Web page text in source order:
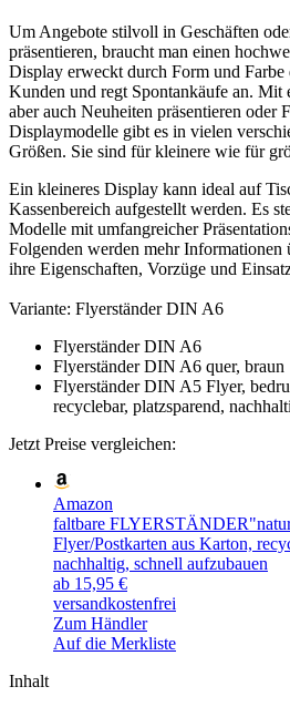
Um Angebote stilvoll in Geschäften
präsentieren, braucht man einen
Display erweckt durch Form und
Kunden und regt Spontankäufe an. Mit
aber auch Neuheiten präsentieren oder
Displaymodelle gibt es in vielen
Größen. Sie sind für kleinere wie für
Ein kleineres Display kann ideal auf
Kassenbereich aufgestellt werden. Es
Modelle mit umfangreicher
Folgenden werden mehr
ihre Eigenschaften, Vorzüge und
Variante: Flyerständer DIN A6
Flyerständer DIN A6
Flyerständer DIN A6 quer, braun
Flyerständer DIN A5 Flyer,
recyclebar, platzsparend,
Jetzt Preise vergleichen:
Amazon
faltbare
Flyer/Postkarten aus Karton,
nachhaltig, schnell aufzubauen
ab 15,95 €
versandkostenfrei
Zum Händler
Auf die Merkliste
Inhalt